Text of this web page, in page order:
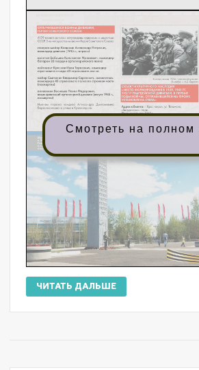
Смотреть на полном
ЧИТАТЬ ДАЛЬШЕ